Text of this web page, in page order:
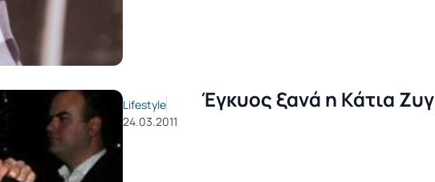
Lifestyle
24.03.2011
Έγκυος ξανά η Κάτια